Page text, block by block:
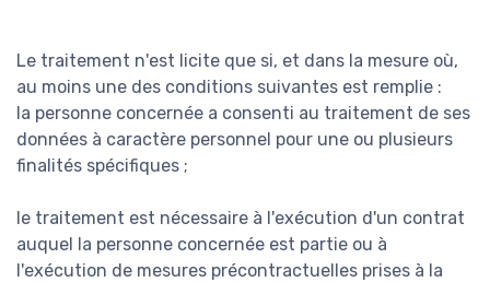
Le traitement n'est licite que si, et dans la mesure où,
au moins une des conditions suivantes est remplie :
la personne concernée a consenti au traitement de ses
données à caractère personnel pour une ou plusieurs
finalités spécifiques ;
le traitement est nécessaire à l'exécution d'un contrat
auquel la personne concernée est partie ou à
l'exécution de mesures précontractuelles prises à la